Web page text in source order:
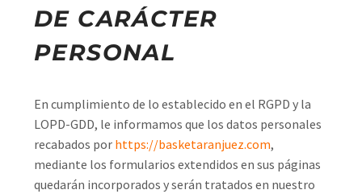
DE CARÁCTER
PERSONAL
En cumplimiento de lo establecido en el RGPD y la
LOPD-GDD, le informamos que los datos personales
recabados por https://basketaranjuez.com,
mediante los formularios extendidos en sus páginas
quedarán incorporados y serán tratados en nuestro